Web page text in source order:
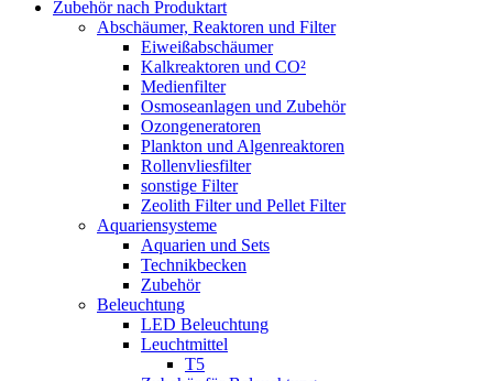
Zubehör nach Produktart
Abschäumer, Reaktoren und Filter
Eiweißabschäumer
Kalkreaktoren und CO²
Medienfilter
Osmoseanlagen und Zubehör
Ozongeneratoren
Plankton und Algenreaktoren
Rollenvliesfilter
sonstige Filter
Zeolith Filter und Pellet Filter
Aquariensysteme
Aquarien und Sets
Technikbecken
Zubehör
Beleuchtung
LED Beleuchtung
Leuchtmittel
T5